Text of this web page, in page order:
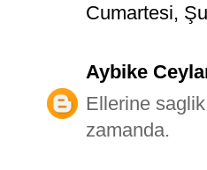
Cumartesi,
Aybike
Ellerine
zamanda.